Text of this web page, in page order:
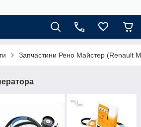
Запчастини Рено Майстер (Renault